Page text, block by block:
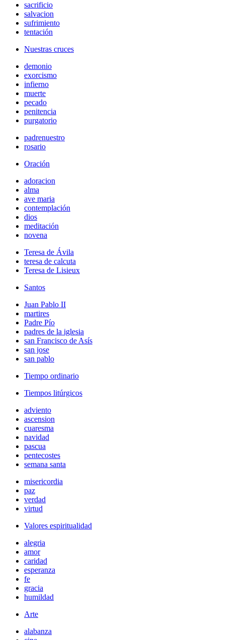
sacrificio
salvacion
sufrimiento
tentación
Nuestras cruces
demonio
exorcismo
infierno
muerte
pecado
penitencia
purgatorio
padrenuestro
rosario
Oración
adoracion
alma
ave maria
contemplación
dios
meditación
novena
Teresa de Ávila
teresa de calcuta
Teresa de Lisieux
Santos
Juan Pablo II
martires
Padre Pío
padres de la iglesia
san Francisco de Asís
san jose
san pablo
Tiempo ordinario
Tiempos litúrgicos
adviento
ascension
cuaresma
navidad
pascua
pentecostes
semana santa
misericordia
paz
verdad
virtud
Valores espiritualidad
alegria
amor
caridad
esperanza
fe
gracia
humildad
Arte
alabanza